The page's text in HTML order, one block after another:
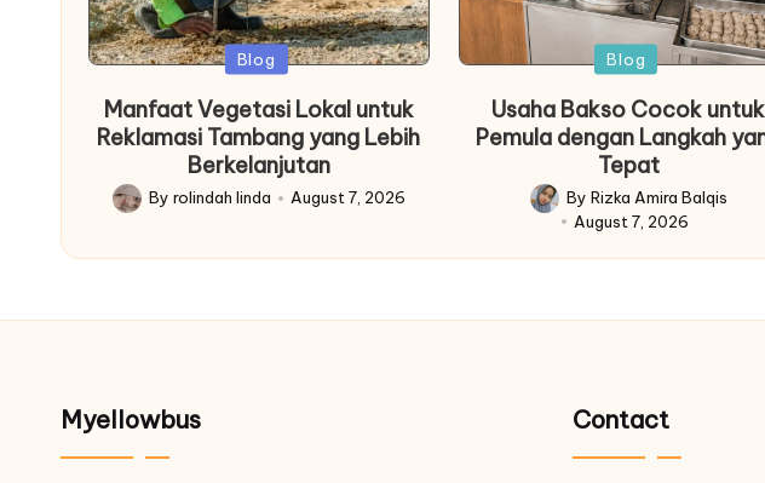
Posted
Blog
Manfaat Vegetasi Lokal untuk
Reklamasi Tambang yang Lebih
Berkelanjutan
Posted
By rolindah linda August 7, 2026
Posted
Blog
Usaha Bakso Cocok untuk
Pemula dengan Langkah
Tepat
Posted
By Rizka Amira Balqis
August 7, 2026
Myellowbus Contact